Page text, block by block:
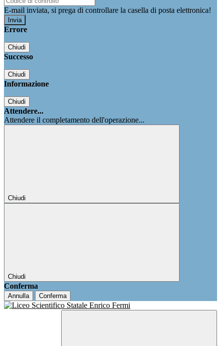
E-mail inviata, si prega di controllare la casella di posta elettronica!
Errore
Chiudi
Successo
Chiudi
Informazione
Chiudi
Attendere...
Attendere il completamento dell'operazione...
Chiudi
Chiudi
Conferma
Annulla Conferma